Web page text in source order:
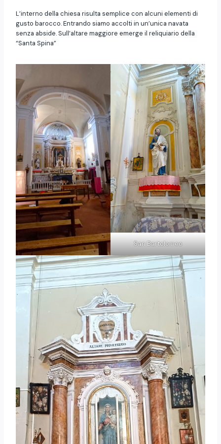
L’interno della chiesa risulta semplice con alcuni elementi di
gusto barocco. Entrando siamo accolti in un’unica navata
senza abside. Sull’altare maggiore emerge il reliquiario della
“Santa Spina”
San Bartolomeo